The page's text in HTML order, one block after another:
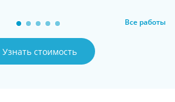
Все работы
Узнать стоимость